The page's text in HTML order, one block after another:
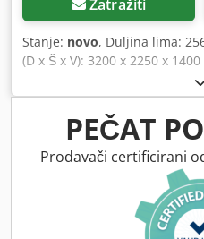
Zatražiti
Stanje: novo, Duljina lima:
(D x Š x V): 3200 x 2250 x
Standardni pribor: NC
motorizirani stražnji mjerač s
linije sjene 1 graničnik s
potporna ruka za lim (za
za prste Valjkasti transporter
podešavanje razmaka
rezova Prijenosna nožna
zaustavljanje u nuždi
zaštitnim štitnicima Cjdpfx
PEČAT
Prodavači certificirani